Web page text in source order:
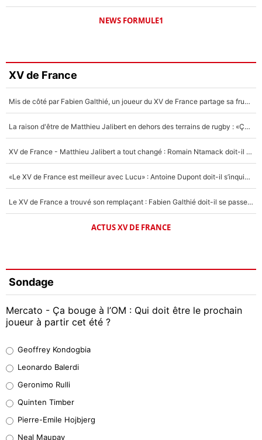
NEWS FORMULE1
XV de France
Mis de côté par Fabien Galthié, un joueur du XV de France partage sa frustration : «ils ne me l’ont pas dit tout de suite»
La raison d'être de Matthieu Jalibert en dehors des terrains de rugby : «Ça m'atteint autant que si tu touches à un membre de ma famille»
XV de France - Matthieu Jalibert a tout changé : Romain Ntamack doit-il s’inquiéter pour sa place à un an de la Coupe du monde ?
«Le XV de France est meilleur avec Lucu» : Antoine Dupont doit-il s’inquiéter pour sa place ?
Le XV de France a trouvé son remplaçant : Fabien Galthié doit-il se passer d'Antoine Dupont ?
ACTUS XV DE FRANCE
Sondage
Mercato - Ça bouge à l’OM : Qui doit être le prochain
joueur à partir cet été ?
38%
32%
5%
Geoffrey Kondogbia
Leonardo Balerdi
Geronimo Rulli
Quinten Timber
Pierre-Emile Hojbjerg
Neal Maupay